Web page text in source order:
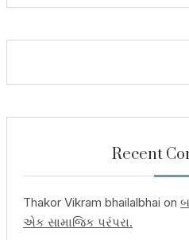
Recent
Thakor Vikram bhailalbhai on
એક સામાજિક પરંપરા.